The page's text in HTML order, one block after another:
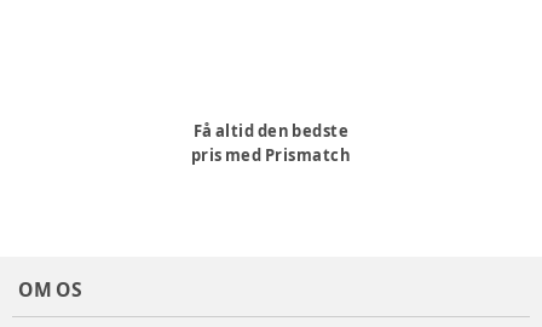
Få altid den bedste
pris med Prismatch
OM OS